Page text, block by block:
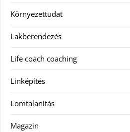
Környezettudat
Lakberendezés
Life coach coaching
Linképítés
Lomtalanítás
Magazin